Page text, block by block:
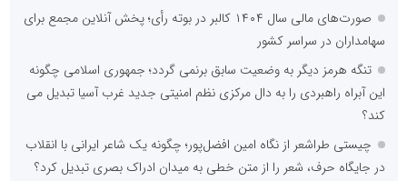
صورت‌های مالی سال ۱۴۰۴ کالبر در بوته رأی؛ پخش آنلاین مجمع برای
سهامداران در سراسر کشور
تنگه هرمز دیگر به وضعیت سابق برنمی گردد؛ جمهوری اسلامی چگونه
این آبراه راهبردی را به دال مرکزی نظم امنیتی جدید غرب آسیا تبدیل می
کند؟
چیستی طراشعر از نگاه امین افضل‌پور؛ چگونه یک شاعر ایرانی با انقلاب
در جایگاه حرف، شعر را از متن خطی به میدان ادراک بصری تبدیل کرد؟